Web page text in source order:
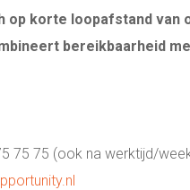
op korte loopafstand van
bereikbaarheid
75 75 (ook na werktijd/